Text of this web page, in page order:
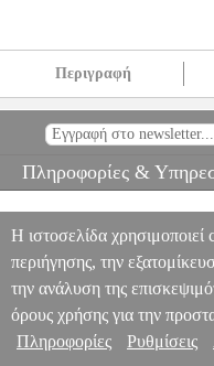
Περιγραφή
HAP.321160 HAP.321160
Πληροφορίες &
Η ιστοσελίδα χρησιμοποιεί
περιήγησης, την
την ανάλυση της
όρους χρήσης για την
Πληροφορίες
Ρυθμίσεις